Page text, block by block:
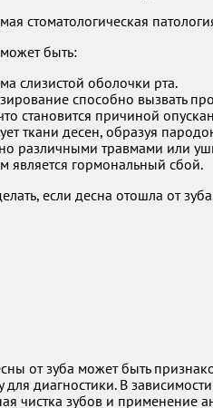
стоматологическая
быть:
слизистой оболочки рта.
способно вызвать
становится причиной
ткани десен, образуя
различными травмами или
является гормональный сбой.
от зуба может быть
для диагностики. В
чистка зубов и применение